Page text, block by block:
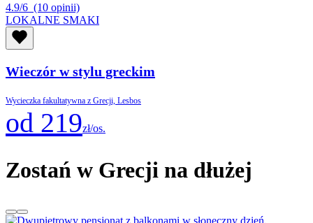
4.9/6 (10 opinii)
LOKALNE SMAKI
Wieczór w stylu greckim
Wycieczka fakultatywna z Grecji, Lesbos
od 219zł/os.
Zostań w Grecji na dłużej